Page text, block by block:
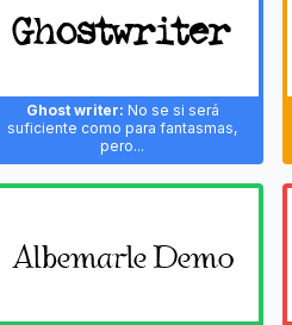
Ghost writer: No se si será
suficiente como para fantasmas,
pero...